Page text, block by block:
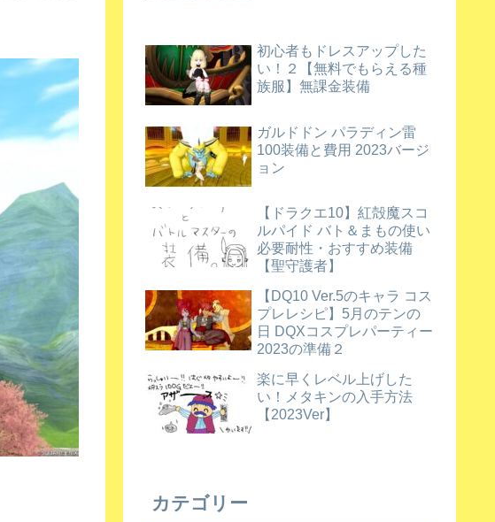
初心者もドレスアップした
い！２【無料でもらえる種
族服】無課金装備
ガルドドン パラディン雷
100装備と費用 2023バージ
ョン
【ドラクエ10】紅殻魔スコ
ルパイド バト＆まもの使い
必要耐性・おすすめ装備
【聖守護者】
【DQ10 Ver.5のキャラ コス
プレレシピ】5月のテンの
日 DQXコスプレパーティー
2023の準備２
楽に早くレベル上げした
い！メタキンの入手方法
【2023Ver】
カテゴリー